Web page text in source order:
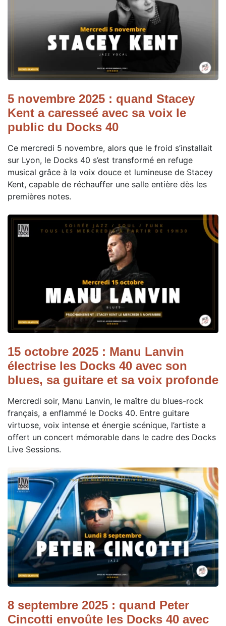
5 novembre 2025 : quand Stacey
Kent a caresseé avec sa voix le
public du Docks 40
Ce mercredi 5 novembre, alors que le froid s’installait
sur Lyon, le Docks 40 s’est transformé en refuge
musical grâce à la voix douce et lumineuse de Stacey
Kent, capable de réchauffer une salle entière dès les
premières notes.
15 octobre 2025 : Manu Lanvin
électrise les Docks 40 avec son
blues, sa guitare et sa voix profonde
Mercredi soir, Manu Lanvin, le maître du blues-rock
français, a enflammé le Docks 40. Entre guitare
virtuose, voix intense et énergie scénique, l’artiste a
offert un concert mémorable dans le cadre des Docks
Live Sessions.
8 septembre 2025 : quand Peter
Cincotti envoûte les Docks 40 avec